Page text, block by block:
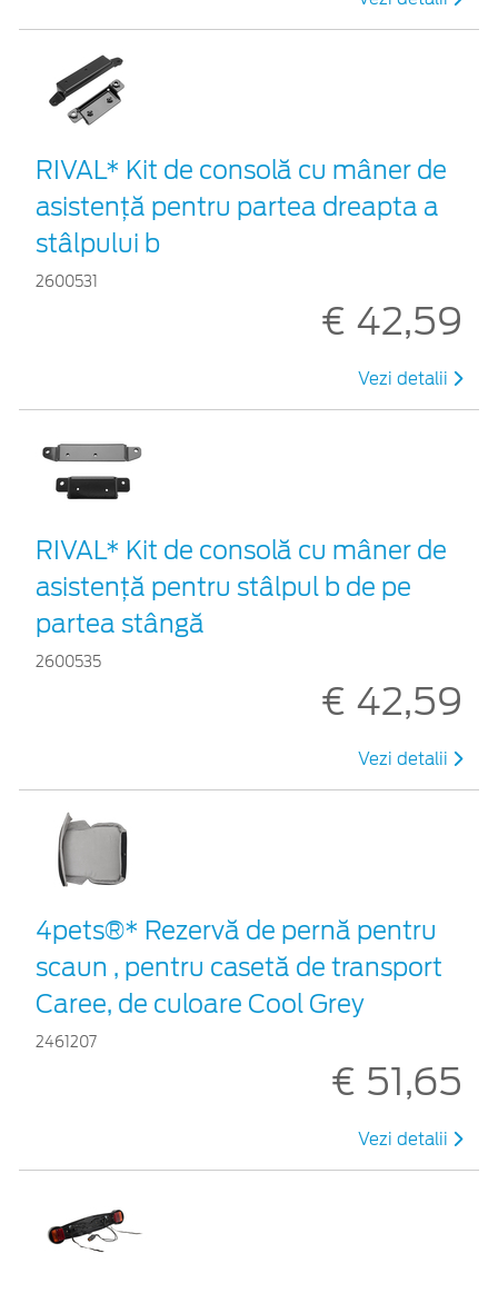
RIVAL* Kit de consolă cu mâner de
asistență pentru partea dreapta a
stâlpului b
2600531
€ 42,59
Vezi detalii
RIVAL* Kit de consolă cu mâner de
asistență pentru stâlpul b de pe
partea stângă
2600535
€ 42,59
Vezi detalii
4pets®* Rezervă de pernă pentru
scaun , pentru casetă de transport
Caree, de culoare Cool Grey
2461207
€ 51,65
Vezi detalii